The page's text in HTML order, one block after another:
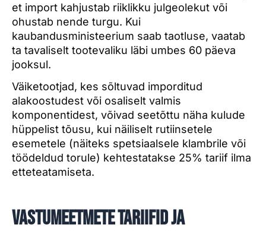
et import kahjustab riiklikku julgeolekut või
ohustab nende turgu. Kui
kaubandusministeerium saab taotluse, vaatab
ta tavaliselt tootevaliku läbi umbes 60 päeva
jooksul.
Väiketootjad, kes sõltuvad imporditud
alakoostudest või osaliselt valmis
komponentidest, võivad seetõttu näha kulude
hüppelist tõusu, kui näiliselt rutiinsetele
esemetele (näiteks spetsiaalsele klambrile või
töödeldud torule) kehtestatakse 25% tariif ilma
etteteatamiseta.
Vastumeetmete tariifid ja